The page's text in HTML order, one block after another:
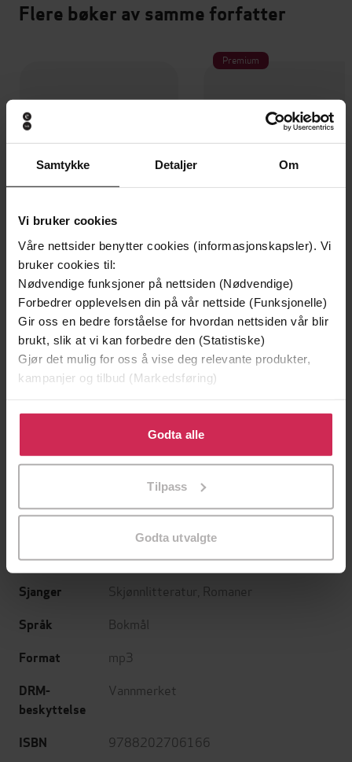
Samtykke Detaljer Om
Vi bruker cookies
Våre nettsider benytter cookies (informasjonskapsler). Vi
bruker cookies til:
Nødvendige funksjoner på nettsiden (Nødvendige)
Forbedrer opplevelsen din på vår nettside (Funksjonelle)
Gir oss en bedre forståelse for hvordan nettsiden vår blir
brukt, slik at vi kan forbedre den (Statistiske)
Gjør det mulig for oss å vise deg relevante produkter,
kampanjer og tilbud (Markedsføring)
Klikk på «Godta alle» for å gi oss ditt samtykke til å
bruke cookies for alle disse formålene. Du kan også
tilpasse ditt samtykke til spesifikke formål ved å klikke
Godta alle
Tilpass
Godta utvalgte
Flere bøker av samme forfatter
288,-
Markens grøde
Knut Hamsun
LYDBOK
Premium
289,-
Markens grøde
Knut Hamsun
LYDBOK
Knut Hamsun(forfatter),
(innleser)
Cappelen Damm
Lengde 4:00
Sjanger Skjønnlitteratur Romaner
Språk Bokmål
Format mp3
DRM-
beskyttelse
Vannmerket
ISBN 9788202706166